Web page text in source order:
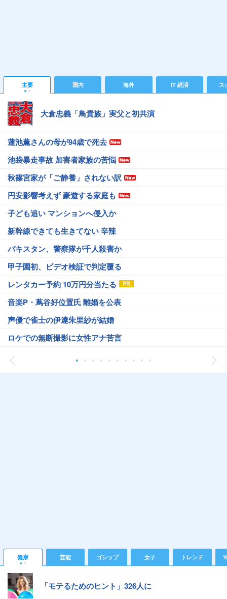
主要 国内 海外 IT 経済 ス
大倉忠義「鳥貴族」実父と初共演
蓮池薫さんの母が94歳で死去
池袋暴走事故 加害者家族の苦悩
秋篠宮家が「ご静養」されない訳
円安影響考えず 豪遊する家庭も
子ども追い マンションへ侵入か
新幹線できても生きてない 辛辣
パキスタン、警察隊が千人殺害か
甲子園初、ビデオ検証で判定覆る
レンタカー予約 10万円分当たる
音楽P・蔦谷好位置氏 離婚を公表
声優で雀士の伊達朱里紗が結婚
ロケでの無断撮影に女性アナ苦言
健康 芸能 ゴシップ 女子 トレンド
「モテるためのヒント」326人に